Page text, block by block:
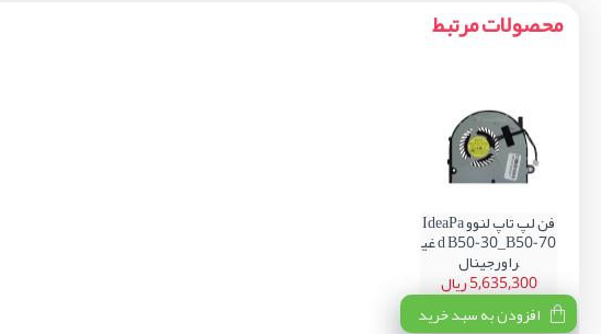
محصولات مرتبط
فن لپ تاپ لنوو IdeaPa
d B50-30_B50-70 غی
راورجینال
5,635,300 ریال
افزودن به سبد خرید